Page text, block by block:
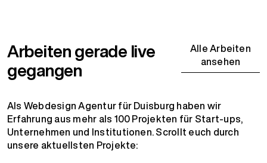
Arbeiten gerade live
gegangen
Alle Arbeiten
ansehen
Als Webdesign Agentur für Duisburg haben wir
Erfahrung aus mehr als 100 Projekten für Start-ups,
Unternehmen und Institutionen. Scrollt euch durch
unsere aktuellsten Projekte: